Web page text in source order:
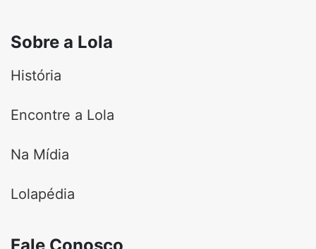
Sobre a Lola
História
Encontre a Lola
Na Mídia
Lolapédia